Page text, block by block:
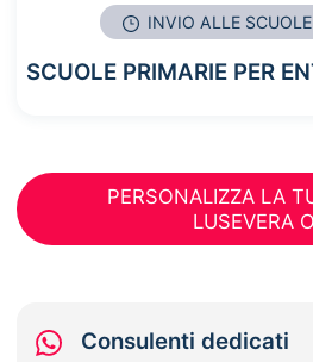
INVIO ALLE
SCUOLE PRIMARIE PER
PERSONALIZZA LA
LUSEVERA
Consulenti dedicati